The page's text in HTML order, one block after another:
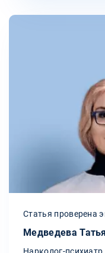
Статья проверена
Медведева